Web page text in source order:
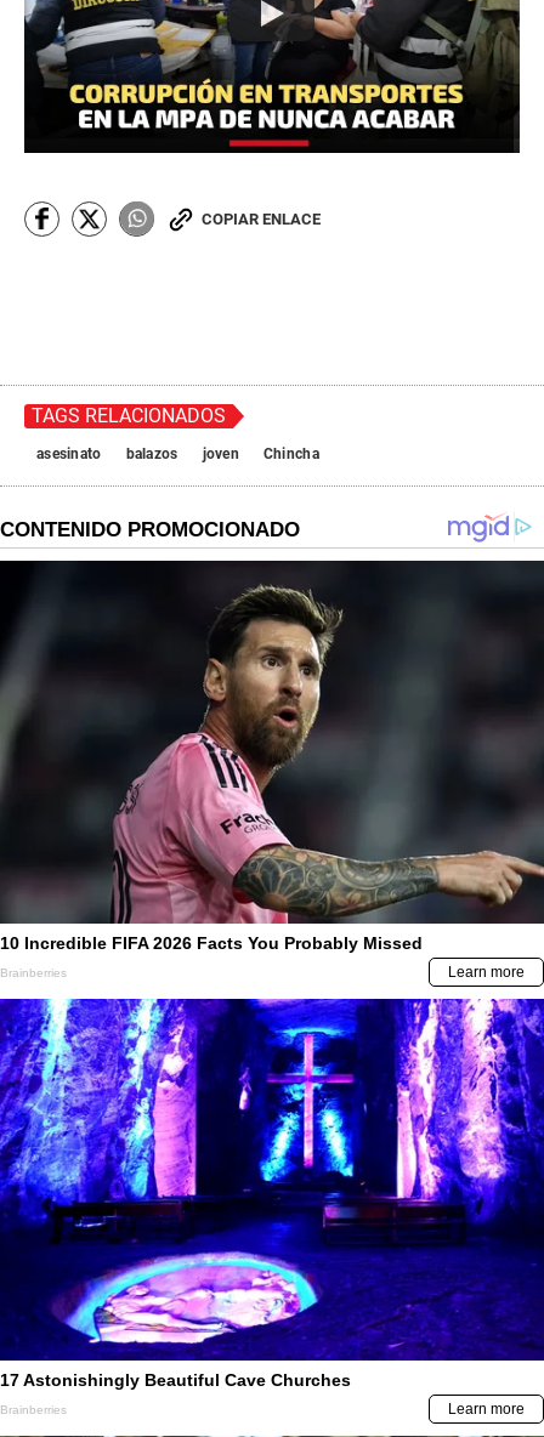
COPIAR ENLACE
TAGS RELACIONADOS
asesinato balazos joven Chincha